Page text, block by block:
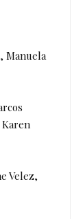
Manuela
Karen
Velez,